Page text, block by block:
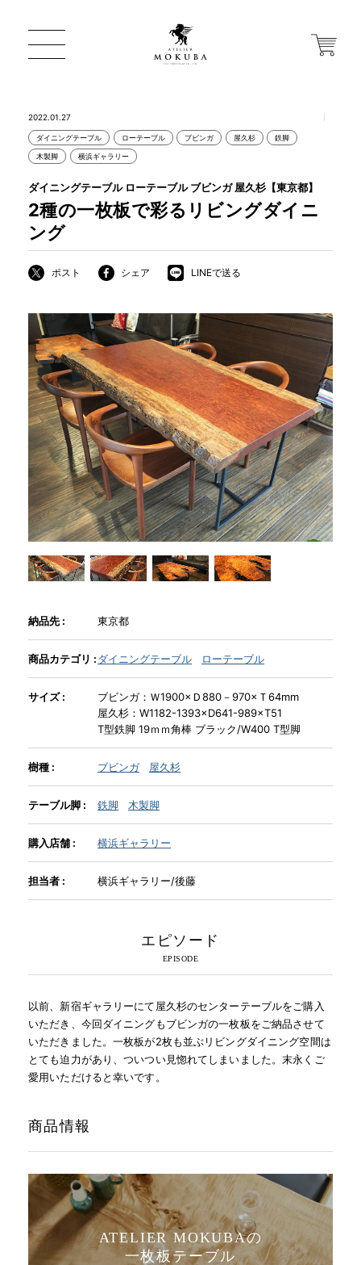
ONLINE STORE
店舗から探す
一枚板 ATELIER MOKUBA HOME
MOKUBA について
商品情報
直営店
イベント
WEBカタログ
新入荷情報
納品事例
INFORMATION
MOKUBA CHANNEL
よくあるご質問
2022.01.27
ダイニングテーブル ローテーブル ブビンガ 屋久杉 鉄脚
木製脚 横浜ギャラリー
2種の一枚板で彩るリビングダイニ
ング
ダイニングテーブル ローテーブル ブビンガ 屋久杉【東京都】
ポスト シェア LINEで送る
納品先 : 東京都
商品カテゴリ :ダイニングテーブル ローテーブル
サイズ :
ブビンガ：Ｗ1900×Ｄ880－970×Ｔ64mm
屋久杉：W1182-1393×D641-989×T51
T型鉄脚 19ｍｍ角棒 ブラック/W400 T型脚
樹種 : ブビンガ 屋久杉
テーブル脚 : 鉄脚 木製脚
購入店舗 : 横浜ギャラリー
担当者 : 横浜ギャラリー/後藤
エピソード
以前、新宿ギャラリーにて屋久杉のセンターテーブルをご購入
いただき、今回ダイニングもブビンガの一枚板をご納品させて
いただきました。一枚板が2枚も並ぶリビングダイニング空間は
とても迫力があり、ついつい見惚れてしまいました。末永くご
愛用いただけると幸いです。
商品情報
ATELIER MOKUBAの
一枚板テーブル